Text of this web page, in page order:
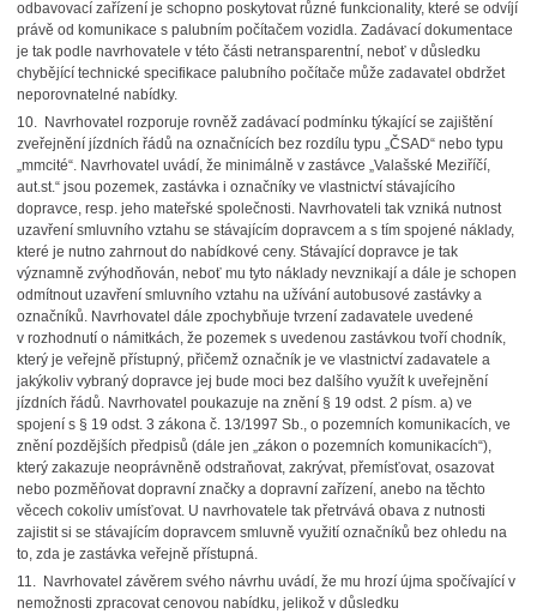
odbavovací zařízení je schopno poskytovat různé funkcionality, které se odvíjí
právě od komunikace s palubním počítačem vozidla. Zadávací dokumentace
je tak podle navrhovatele v této části netransparentní, neboť v důsledku
chybějící technické specifikace palubního počítače může zadavatel obdržet
neporovnatelné nabídky.
10. Navrhovatel rozporuje rovněž zadávací podmínku týkající se zajištění
zveřejnění jízdních řádů na označnících bez rozdílu typu „ČSAD“ nebo typu
„mmcité“. Navrhovatel uvádí, že minimálně v zastávce „Valašské Meziříčí,
aut.st.“ jsou pozemek, zastávka i označníky ve vlastnictví stávajícího
dopravce, resp. jeho mateřské společnosti. Navrhovateli tak vzniká nutnost
uzavření smluvního vztahu se stávajícím dopravcem a s tím spojené náklady,
které je nutno zahrnout do nabídkové ceny. Stávající dopravce je tak
významně zvýhodňován, neboť mu tyto náklady nevznikají a dále je schopen
odmítnout uzavření smluvního vztahu na užívání autobusové zastávky a
označníků. Navrhovatel dále zpochybňuje tvrzení zadavatele uvedené
v rozhodnutí o námitkách, že pozemek s uvedenou zastávkou tvoří chodník,
který je veřejně přístupný, přičemž označník je ve vlastnictví zadavatele a
jakýkoliv vybraný dopravce jej bude moci bez dalšího využít k uveřejnění
jízdních řádů. Navrhovatel poukazuje na znění § 19 odst. 2 písm. a) ve
spojení s § 19 odst. 3 zákona č. 13/1997 Sb., o pozemních komunikacích, ve
znění pozdějších předpisů (dále jen „zákon o pozemních komunikacích“),
který zakazuje neoprávněně odstraňovat, zakrývat, přemísťovat, osazovat
nebo pozměňovat dopravní značky a dopravní zařízení, anebo na těchto
věcech cokoliv umísťovat. U navrhovatele tak přetrvává obava z nutnosti
zajistit si se stávajícím dopravcem smluvně využití označníků bez ohledu na
to, zda je zastávka veřejně přístupná.
11. Navrhovatel závěrem svého návrhu uvádí, že mu hrozí újma spočívající v
nemožnosti zpracovat cenovou nabídku, jelikož v důsledku